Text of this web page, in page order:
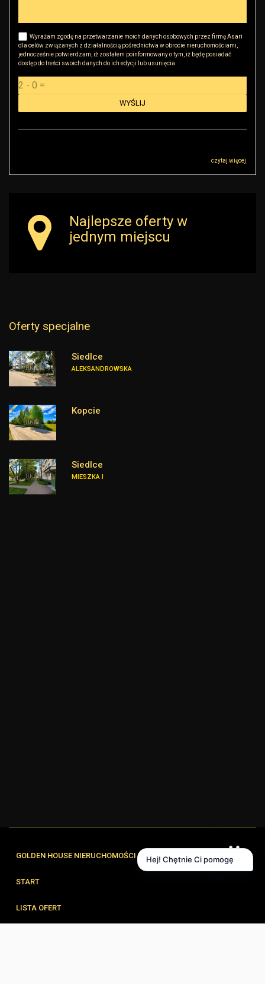
Wyrażam zgodę na przetwarzanie moich danych osobowych przez firmę Asari
dla celów związanych z działalnością pośrednictwa w obrocie nieruchomościami,
jednocześnie potwierdzam, iż zostałem poinformowany o tym, iż będę posiadać
dostęp do treści swoich danych do ich edycji lub usunięcia.
czytaj więcej
Najlepsze oferty w
jednym miejscu
Oferty specjalne
Siedlce
ALEKSANDROWSKA
Kopcie
Siedlce
MIESZKA I
GOLDEN HOUSE NIERUCHOMOŚCI
START
LISTA OFERT
Hej! Chętnie Ci pomogę